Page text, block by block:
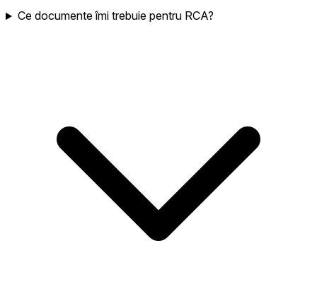
Ce documente îmi trebuie pentru RCA?